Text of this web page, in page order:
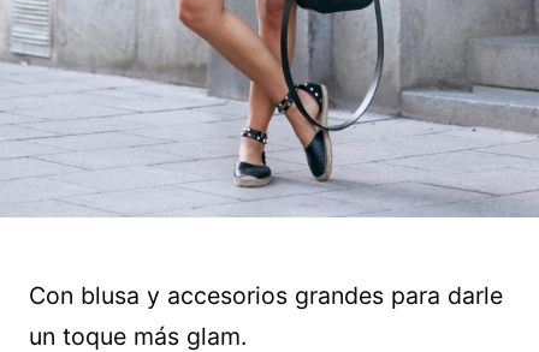
Con blusa y accesorios grandes para darle
un toque más glam.